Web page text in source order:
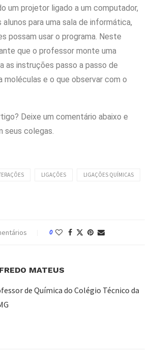
um projetor ligado a um computador,
para uma sala de informática,
possam usar o programa. Neste
que o professor monte uma
as instruções passo a passo de
moléculas e o que observar com o
Deixe um comentário abaixo e
seus colegas.
LIGAÇÕES LIGAÇÕES QUÍMICAS
0
MATEUS
de Química do Colégio Técnico da